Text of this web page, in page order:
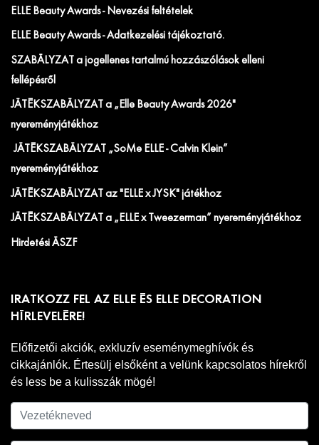
ELLE Beauty Awards - Nevezési feltételek
ELLE Beauty Awards - Adatkezelési tájékoztató.
SZABÁLYZAT a jogellenes tartalmú hozzászólások elleni
fellépésről
JÁTÉKSZABÁLYZAT a „Elle Beauty Awards 2026"
nyereményjátékhoz
JÁTÉKSZABÁLYZAT „SoMe ELLE - Calvin Klein”
nyereményjátékhoz
JÁTÉKSZABÁLYZAT az "ELLE x JYSK" játékhoz
JÁTÉKSZABÁLYZAT a „ELLE x Tweezerman” nyereményjátékhoz
Hirdetési ÁSZF
IRATKOZZ FEL AZ ELLE ÉS ELLE DECORATION
HÍRLEVELÉRE!
Előfizetői akciók, exkluzív eseménymeghívók és
cikkajánlók. Értesülj elsőként a velünk kapcsolatos hírekről
és less be a kulisszák mögé!